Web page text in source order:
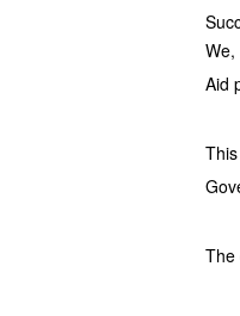
We,
Aid
The